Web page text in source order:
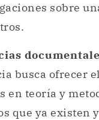
sobre
busca ofrecer
en teoría y
que ya existen